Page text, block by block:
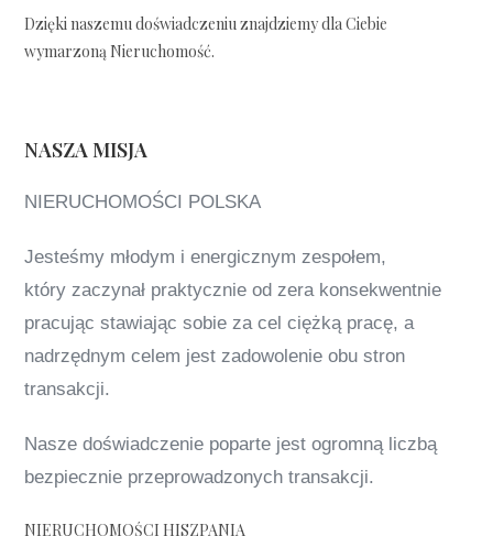
Dzięki naszemu doświadczeniu znajdziemy dla Ciebie
wymarzoną Nieruchomość.
NASZA MISJA
NIERUCHOMOŚCI POLSKA
Jesteśmy młodym i energicznym zespołem,
który zaczynał praktycznie od zera konsekwentnie
pracując stawiając sobie za cel ciężką pracę, a
nadrzędnym celem jest zadowolenie obu stron
transakcji.
Nasze doświadczenie poparte jest ogromną liczbą
bezpiecznie przeprowadzonych transakcji.
NIERUCHOMOŚCI HISZPANIA